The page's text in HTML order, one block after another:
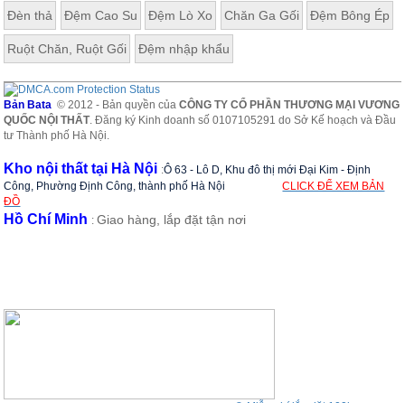
Đèn thả Đệm Cao Su Đệm Lò Xo Chăn Ga Gối Đệm Bông Ép
Ruột Chăn, Ruột Gối Đệm nhập khẩu
Bản Bata © 2012 - Bản quyền củaCÔNG TY CỔ PHẦN THƯƠNG MẠI VƯƠNG
QUỐC NỘI THẤT. Đăng ký Kinh doanh số 0107105291 do Sở Kế hoạch và Đầu
tư Thành phố Hà Nội.
Kho nội thất tại Hà Nội :Ô 63 - Lô D, Khu đô thị mới Đại Kim - Định
Công, Phường Định Công, thành phố Hà Nội
CLICK ĐỂ XEM BẢN
ĐỒ
Hồ Chí Minh :Giao hàng, lắp đặt tận nơi